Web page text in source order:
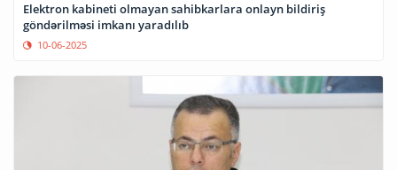
Elektron kabineti olmayan sahibkarlara onlayn bildiriş
göndərilməsi imkanı yaradılıb
10-06-2025